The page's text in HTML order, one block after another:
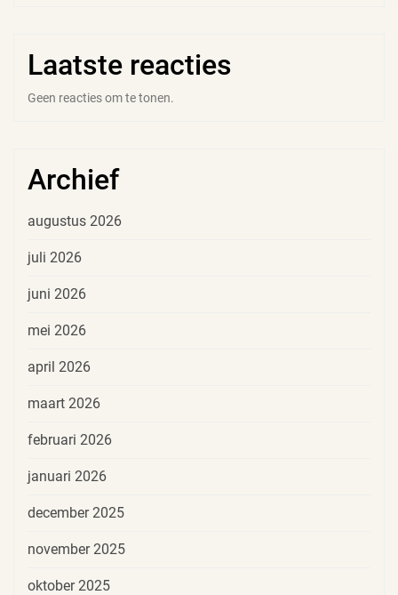
Laatste reacties
Geen reacties om te tonen.
Archief
augustus 2026
juli 2026
juni 2026
mei 2026
april 2026
maart 2026
februari 2026
januari 2026
december 2025
november 2025
oktober 2025